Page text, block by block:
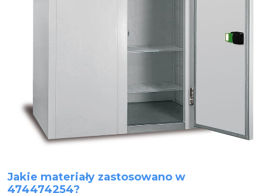
Jakie materiały zastosowano w
474474254?